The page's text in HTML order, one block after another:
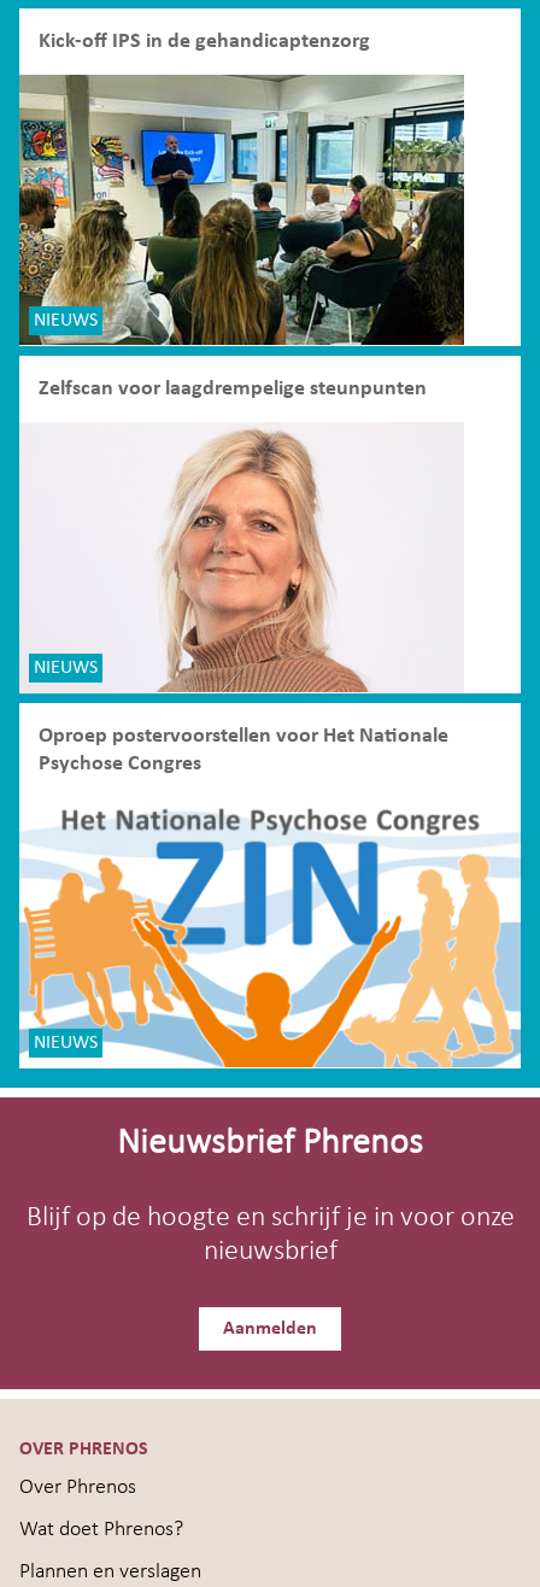
Kick-off IPS in de gehandicaptenzorg
NIEUWS
Zelfscan voor laagdrempelige steunpunten
NIEUWS
Oproep postervoorstellen voor Het Nationale
Psychose Congres
NIEUWS
Site-
Nieuwsbrief Phrenos
Blijf op de hoogte en schrijf je in voor onze
nieuwsbrief
Aanmelden
OVER PHRENOS
Over Phrenos
Wat doet Phrenos?
Plannen en verslagen